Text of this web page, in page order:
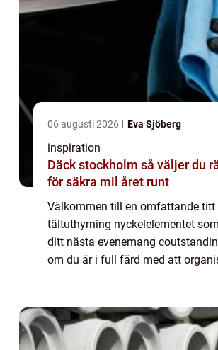
06 augusti 2026 Eva Sjöberg
inspiration
Däck stockholm så väljer du rätt däck
för säkra mil året runt
Välkommen till en omfattande titt
tältuthyrning nyckelelementet
ditt nästa evenemang
om du är i full färd med att